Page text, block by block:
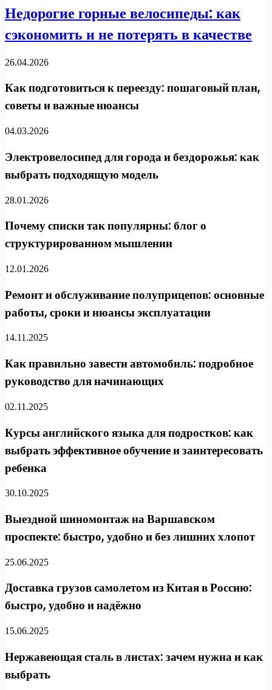
Недорогие горные велосипеды: как
сэкономить и не потерять в качестве
26.04.2026
Как подготовиться к переезду: пошаговый план,
советы и важные нюансы
04.03.2026
Электровелосипед для города и бездорожья: как
выбрать подходящую модель
28.01.2026
Почему списки так популярны: блог о
структурированном мышлении
12.01.2026
Ремонт и обслуживание полуприцепов: основные
работы, сроки и нюансы эксплуатации
14.11.2025
Как правильно завести автомобиль: подробное
руководство для начинающих
02.11.2025
Курсы английского языка для подростков: как
выбрать эффективное обучение и заинтересовать
ребенка
30.10.2025
Выездной шиномонтаж на Варшавском
проспекте: быстро, удобно и без лишних хлопот
25.06.2025
Доставка грузов самолетом из Китая в Россию:
быстро, удобно и надёжно
15.06.2025
Нержавеющая сталь в листах: зачем нужна и как
выбрать